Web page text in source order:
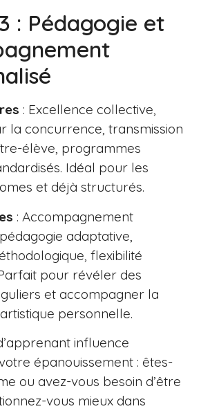
: Pédagogie et
: Excellence collective,
la concurrence, transmission
élève, programmes
Idéal pour les
et déjà structurés.
: Accompagnement
adaptative,
flexibilité
pour révéler des
et accompagner la
personnelle.
influence
épanouissement : êtes-
ou avez-vous besoin d’être
vous mieux dans